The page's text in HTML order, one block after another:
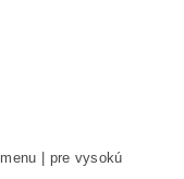
| pre vysokú